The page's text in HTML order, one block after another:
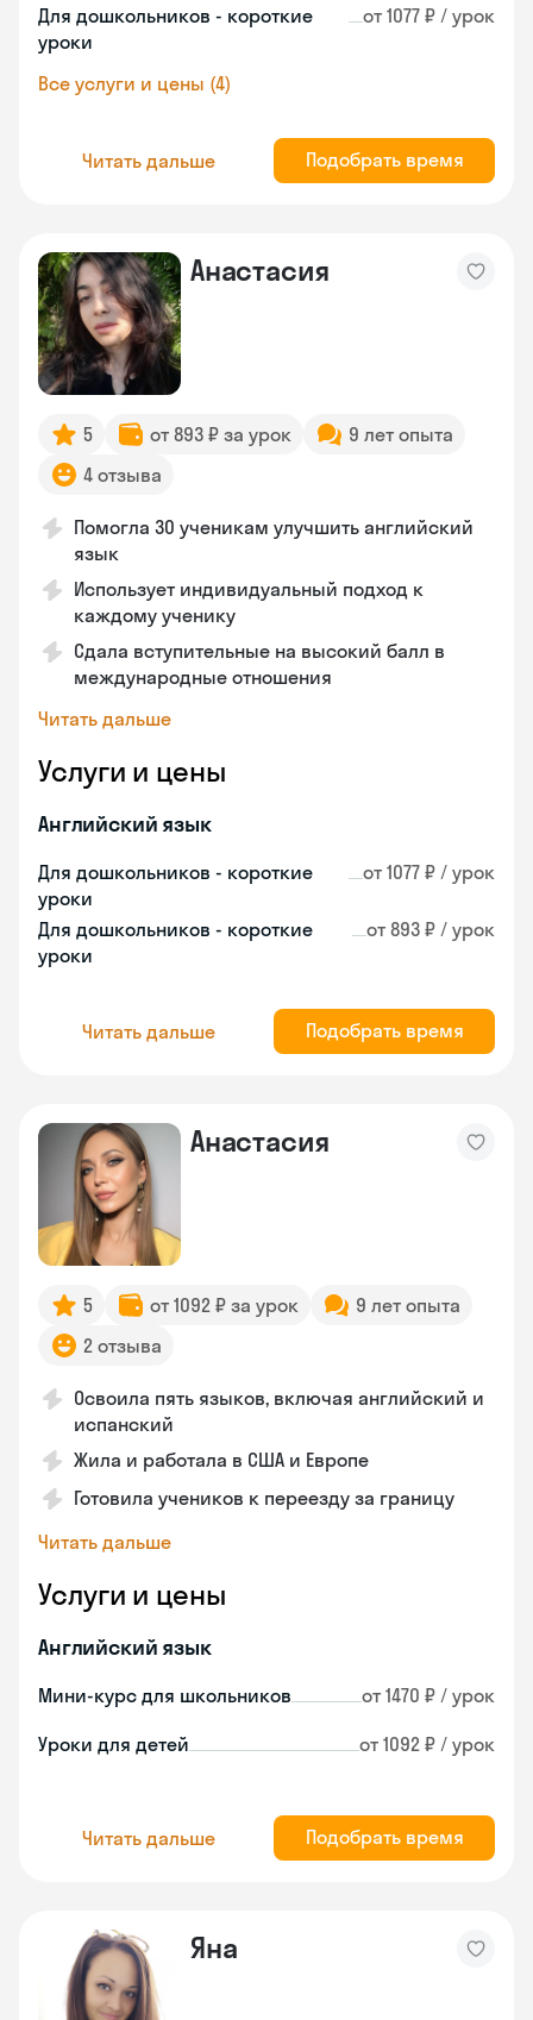
Для дошкольников - короткие
уроки
от 1077 ₽ / урок
Все услуги и цены (4)
Читать дальше Подобрать время
Анастасия
5 от 893 ₽ за урок
9 лет опыта
4 отзыва
Помогла 30 ученикам улучшить английский
язык
Использует индивидуальный подход к
каждому ученику
Сдала вступительные на высокий балл в
международные отношения
Читать дальше
Услуги и цены
Английский язык
Для дошкольников - короткие
уроки
от 1077 ₽ / урок
Для дошкольников - короткие
уроки
от 893 ₽ / урок
Читать дальше Подобрать время
Анастасия
5 от 1092 ₽ за урок
9 лет опыта
2 отзыва
Освоила пять языков, включая английский и
испанский
Жила и работала в США и Европе
Готовила учеников к переезду за границу
Читать дальше
Услуги и цены
Английский язык
Мини-курс для школьников от 1470 ₽ / урок
Уроки для детей от 1092 ₽ / урок
Читать дальше Подобрать время
Яна